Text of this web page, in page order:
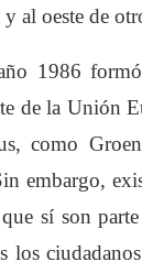
al oeste de
1986
de la Unión
como
embargo,
sí son
los